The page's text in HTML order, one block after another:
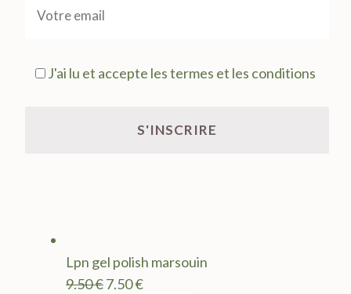
J'ai lu et accepte les termes et les conditions
Lpn gel polish marsouin
9.50€Le
7.50€Le